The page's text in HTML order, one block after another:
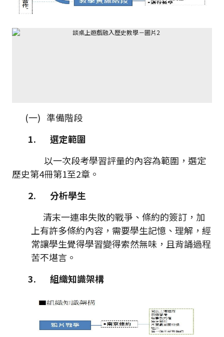
(一) 準備階段
1. 選定範圍
以一次段考學習評量的內容為範圍，選定
歷史第4冊第1至2章。
2. 分析學生
清末一連串失敗的戰爭、條約的簽訂，加
上有許多條約內容，需要學生記憶、理解，經
常讓學生覺得學習變得索然無味，且背誦過程
苦不堪言。
3. 組織知識架構